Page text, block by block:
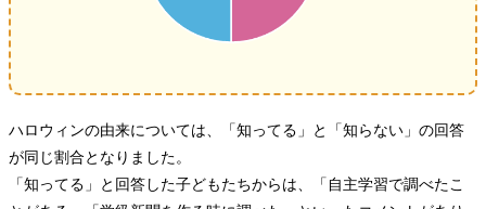
ハロウィンの由来については、「知ってる」と「知らない」の回答
が同じ割合となりました。
「知ってる」と回答した子どもたちからは、「自主学習で調べたこ